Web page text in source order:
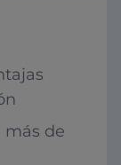
más de